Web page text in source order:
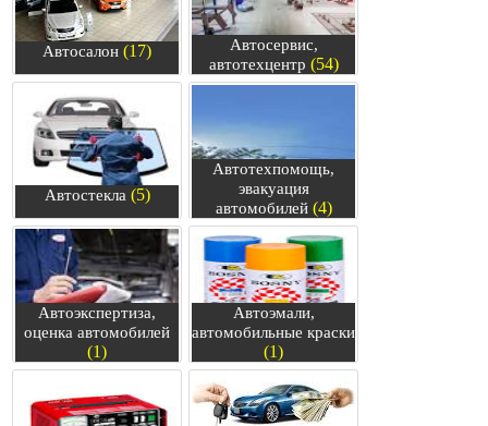
Автосалон (17)
Автосервис,
автотехцентр (54)
Автостекла (5)
Автотехпомощь,
эвакуация
автомобилей(4)
Автоэкспертиза,
оценка автомобилей
(1)
Автоэмали,
автомобильные краски
(1)